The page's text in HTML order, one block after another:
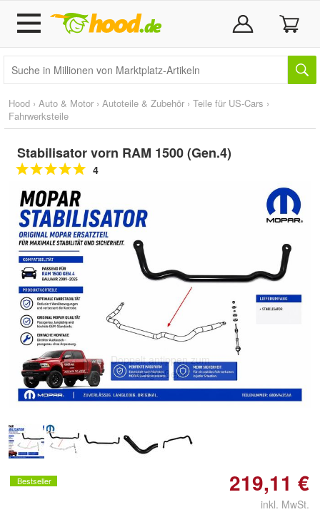
Hood › Auto & Motor › Autoteile & Zubehör › Teile für US-Cars ›
Fahrwerksteile
Stabilisator vorn RAM 1500 (Gen.4)
4
Doppelt antippen zum
vergrößern
Bestseller 219,11 €
inkl. MwSt.